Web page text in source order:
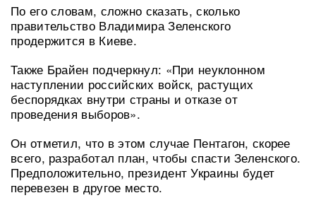
По его словам, сложно сказать, сколько
правительство Владимира Зеленского
продержится в Киеве.
Также Брайен подчеркнул: «При неуклонном
наступлении российских войск, растущих
беспорядках внутри страны и отказе от
проведения выборов».
Он отметил, что в этом случае Пентагон, скорее
всего, разработал план, чтобы спасти Зеленского.
Предположительно, президент Украины будет
перевезен в другое место.